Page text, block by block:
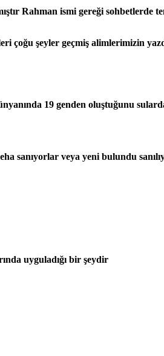
Rahman ismi gereği sohbetlerde
çoğu şeyler geçmiş alimlerimizin
19 genden oluştuğunu
sanıyorlar veya yeni bulundu
uyguladığı bir şeydir